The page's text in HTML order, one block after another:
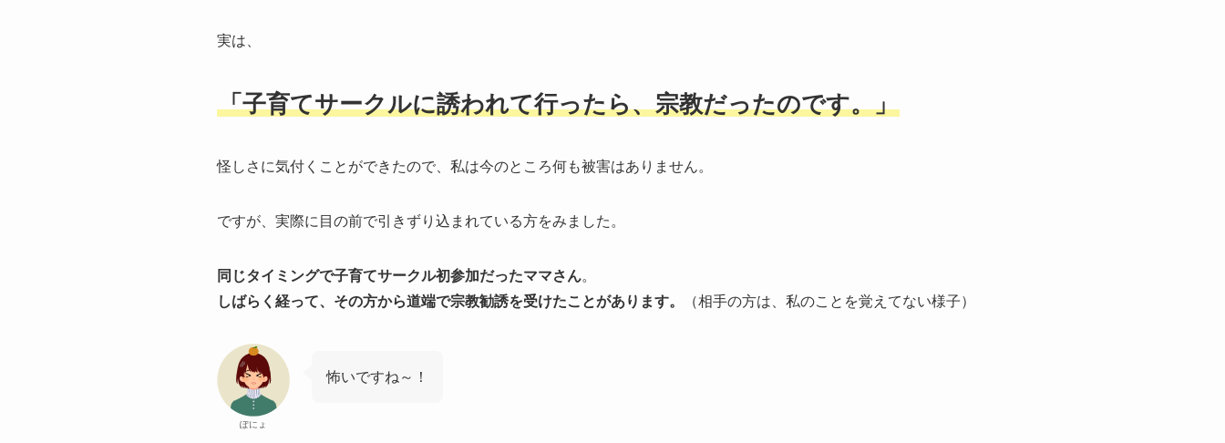
実は、
「子育てサークルに誘われて行ったら、宗教だったのです。」
怪しさに気付くことができたので、私は今のところ何も被害はありません。
ですが、実際に目の前で引きずり込まれている方をみました。
同じタイミングで子育てサークル初参加だったママさん。
しばらく経って、その方から道端で宗教勧誘を受けたことがあります。
（相手の方は、私のことを覚えてない様子）
ぽにょ
怖いですね～！